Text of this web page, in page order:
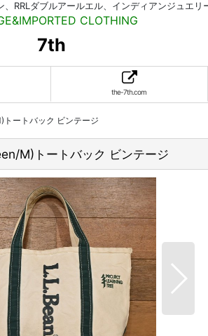
RRLダブルアールエル、インディアンジュエ
CLOTHING
7th
the-7th.com
ートバック ビンテージ
M)トートバック ビンテージ